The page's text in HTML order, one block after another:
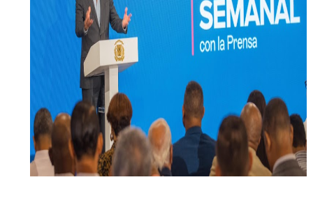
Cacerolazos, gomas quemadas y bombas
Roberto Ángel Salcedo anuncia festival cultural para
Roberto Ángel Salcedo anuncia festival cultural para
Lee Ballester a los que se forman como agentes
Operativo Interinstitucional “Compromiso Ambiental
Trabajadores de la prensa y Obispado de la